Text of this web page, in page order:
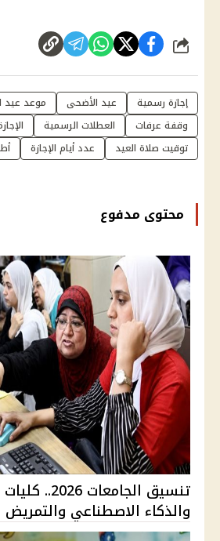
شارك
إجازة رسمية عيد الأضحى
موعد عيد
وقفة عرفات
العطلات الرسمية
توقيت صلاة العيد
عدد أيام الإجازة
محتوى مدفوع
تنسيق الجامعات
والذكاء الاصطناعي